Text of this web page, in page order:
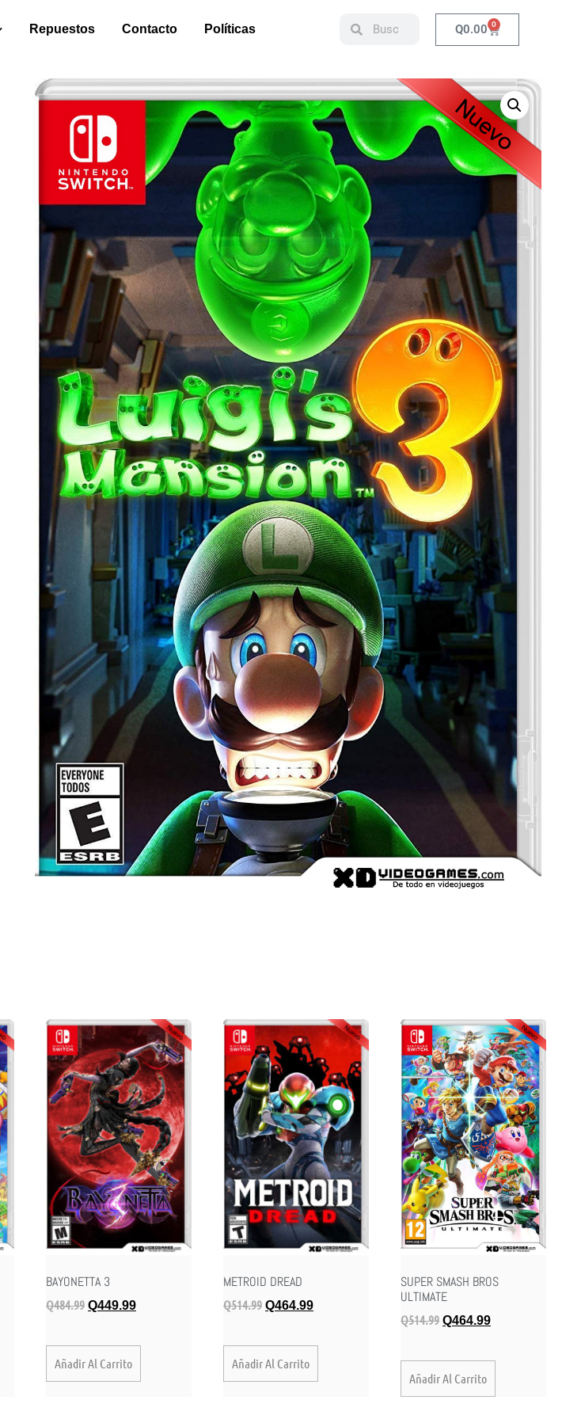
Repuestos Contacto Políticas Q0.00 0
BAYONETTA 3
Q484.99 Q449.99
Añadir Al Carrito
METROID DREAD
Q514.99 Q464.99
Añadir Al Carrito
SUPER SMASH BROS
ULTIMATE
Q514.99 Q464.99
Añadir Al Carrito